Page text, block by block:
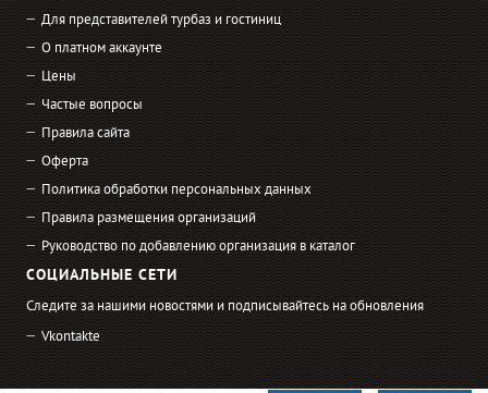
Для представителей турбаз и гостиниц
О платном аккаунте
Цены
Частые вопросы
Правила сайта
Оферта
Политика обработки персональных данных
Правила размещения организаций
Руководство по добавлению организация в каталог
СОЦИАЛЬНЫЕ СЕТИ
Следите за нашими новостями и подписывайтесь на обновления
Vkontakte